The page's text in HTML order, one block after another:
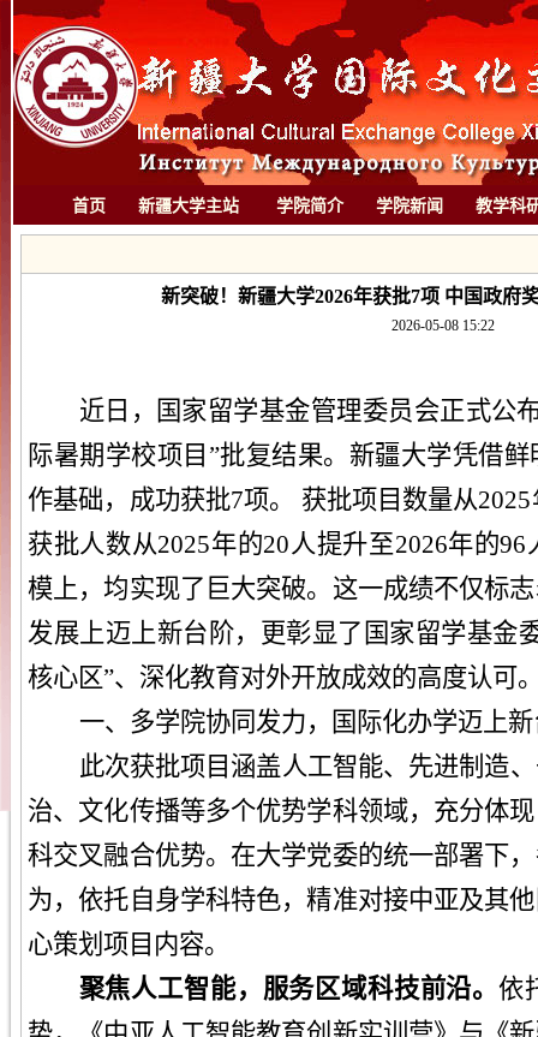
首页 新疆大学主站 学院简介 学院新闻 教学科
新突破！新疆大学2026年获批7项 中国政府
2026-05-08 15:22
近日，国家留学基金管理委员会正式公
际暑期学校项目”批复结果。新疆大学凭借
作基础，成功获批7项。 获批项目数量从
获批人数从2025年的20人提升至2026年的96
模上，均实现了 巨大突破。这一成绩不仅标
发展上迈上新台阶，
更彰显了国家留学基金
核心区”、深化教育对外开放成效的高度认可
一、 多学院协同发力，国际化办学迈上
此次获批项目涵盖人工智能、先进制造
治、文化传播等多个优势学科领域，充分体现
科交叉融合优势。在大学党委的统一部署下
为，依托自身学科特色，精准对接中亚及其
心策划项目内容。
聚焦人工智能，服务区域科技前沿。依